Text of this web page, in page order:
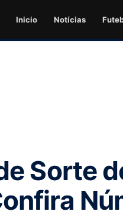
Inicio Notícias
Sorte